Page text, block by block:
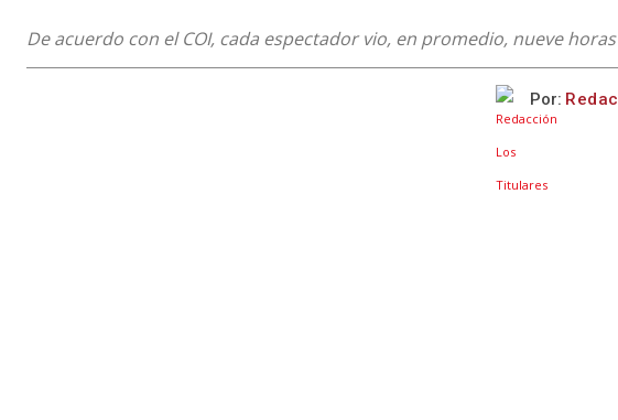
De acuerdo con el COI, cada espectador vio, en promedio, nueve
Por: